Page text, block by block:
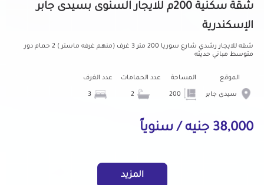
شقة سكنية 200م للايجار السنوى بسيدى جابر
الإسكندرية
شقه للايجار رشدي شارع سوريا 200 متر 3 غرف (منهم غرفه ماستر ) 2 حمام دور
متوسط مباني حديثه
الموقع
سيدى جابر
المساحة عدد الحمامات عدد الغرف
38,000 جنيه / سنوياً
المزيد